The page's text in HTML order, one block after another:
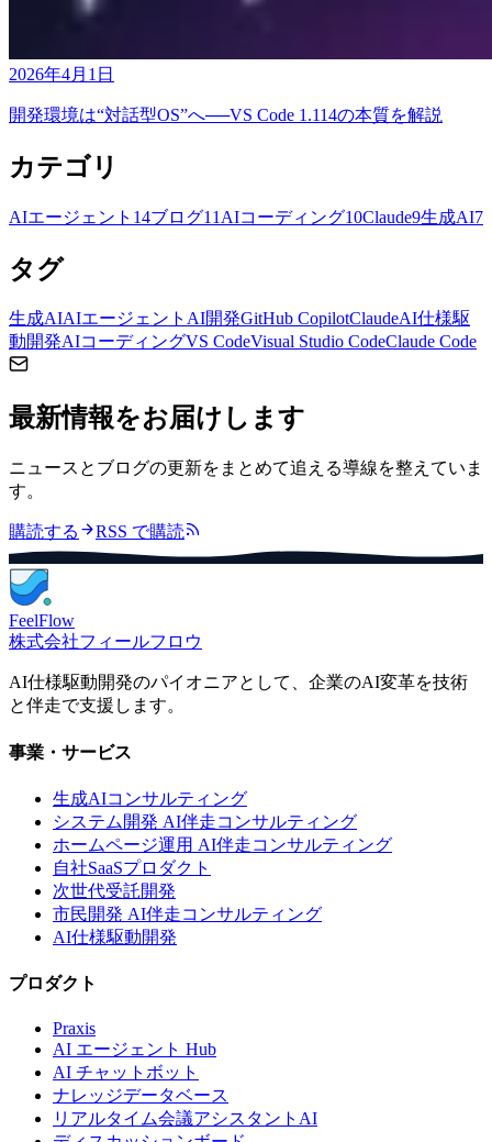
2026年4月1日
開発環境は“対話型OS”へ──VS Code 1.114の本質を解説
カテゴリ
AIエージェント 14ブログ11 AIコーディング10Claude9生成AI7
タグ
生成AIAIエージェント AI開発GitHub CopilotClaudeAI仕様駆
動開発AIコーディングVS CodeVisual Studio CodeClaude Code
最新情報をお届けします
ニュースとブログの更新をまとめて追える導線を整えていま
す。
購読する RSS で購読
FeelFlow
株式会社フィールフロウ
AI仕様駆動開発のパイオニアとして、企業のAI変革を技術
と伴走で支援します。
事業・サービス
生成AIコンサルティング
システム開発 AI伴走コンサルティング
ホームページ運用 AI伴走コンサルティング
自社SaaSプロダクト
次世代受託開発
市民開発 AI伴走コンサルティング
AI仕様駆動開発
プロダクト
Praxis
AI エージェント Hub
AI チャットボット
ナレッジデータベース
リアルタイム会議アシスタントAI